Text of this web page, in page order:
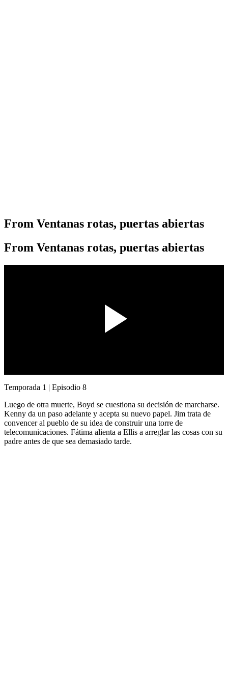
From Ventanas rotas, puertas abiertas
From Ventanas rotas, puertas abiertas
Temporada 1 | Episodio 8
Luego de otra muerte, Boyd se cuestiona su decisión de marcharse.
Kenny da un paso adelante y acepta su nuevo papel. Jim trata de
convencer al pueblo de su idea de construir una torre de
telecomunicaciones. Fátima alienta a Ellis a arreglar las cosas con su
padre antes de que sea demasiado tarde.